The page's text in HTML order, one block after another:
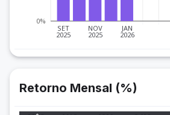
SET
2025
NOV
2025
JAN
2026
0%
Retorno Mensal (%)